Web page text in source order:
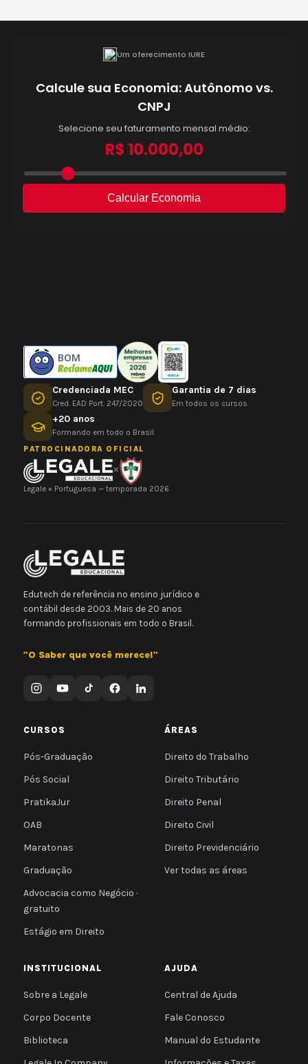
BOM
Credenciada MEC
Cred. EAD Port. 247/2020
Garantia de 7 dias
Em todos os cursos
+20 anos
Formando em todo o Brasil
PATROCINADORA OFICIAL
×
Legale × Portuguesa — temporada 2026
Edutech de referência no ensino jurídico e
contábil desde 2003. Mais de 20 anos
formando profissionais em todo o Brasil.
"O Saber que você merece!"
CURSOS
Pós-Graduação
Pós Social
PratikaJur
OAB
Maratonas
Graduação
Advocacia como Negócio ·
gratuito
Estágio em Direito
ÁREAS
Direito do Trabalho
Direito Tributário
Direito Penal
Direito Civil
Direito Previdenciário
Ver todas as áreas
INSTITUCIONAL
Sobre a Legale
Corpo Docente
Biblioteca
AJUDA
Central de Ajuda
Fale Conosco
Manual do Estudante